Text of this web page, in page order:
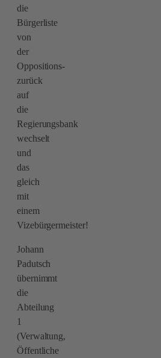
die
Bürgerliste
von
der
Oppositions-
zurück
auf
die
Regierungsbank
wechselt
und
das
gleich
mit
einem
Vizebürgermeister!
Johann
Padutsch
übernimmt
die
Abteilung
1
(Verwaltung,
Öffentliche